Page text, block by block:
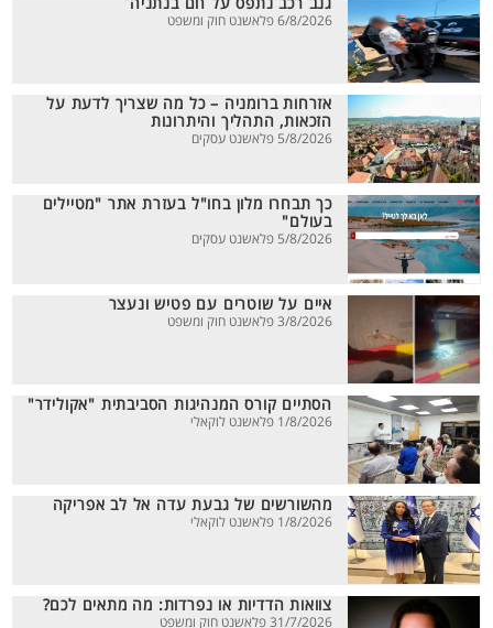
גנב רכב נתפס על חם בנתניה
6/8/2026 פלאשנט חוק ומשפט
אזרחות ברומניה – כל מה שצריך לדעת על
הזכאות, התהליך והיתרונות
5/8/2026 פלאשנט עסקים
כך תבחרו מלון בחו"ל בעזרת אתר "מטיילים
בעולם"
5/8/2026 פלאשנט עסקים
איים על שוטרים עם פטיש ונעצר
3/8/2026 פלאשנט חוק ומשפט
הסתיים קורס המנהיגות הסביבתית "אקולידר"
1/8/2026 פלאשנט לוקאלי
מהשורשים של גבעת עדה אל לב אפריקה
1/8/2026 פלאשנט לוקאלי
צוואות הדדיות או נפרדות: מה מתאים לכם?
31/7/2026 פלאשנט חוק ומשפט